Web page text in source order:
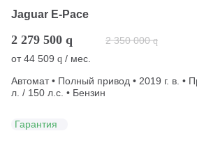
Jaguar E-Pace
2 279 500 q 2 350 000 q
от44 509 q / мес.
Автомат • Полный привод • 2019 г. в. •
л. / 150 л.с. • Бензин
Гарантия